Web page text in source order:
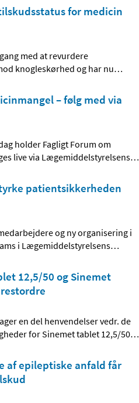
for medicin
med at revurdere
knogleskørhed og har nu…
– følg med via
holder Fagligt Forum om
live via Lægemiddelstyrelsens…
patientsikkerheden
og ny organisering i
i Lægemiddelstyrelsens…
12,5/50 og Sinemet
en del henvendelser vedr. de
for Sinemet tablet 12,5/50…
af epileptiske anfald får